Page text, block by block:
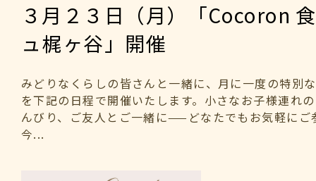
３月２３日（月）「Cocoron
ュ梶ヶ谷」開催
みどりなくらしの皆さんと一緒に、月に一度の特別
を下記の日程で開催いたします。小さなお子様連れ
んびり、ご友人とご一緒に——どなたでもお気軽に
今...